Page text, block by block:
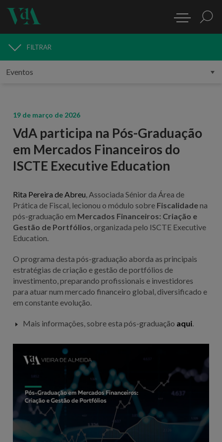
MEDIA
FILTRAR
19 de março de 2026
VdA participa na Pós-Graduação
em Mercados Financeiros do
ISCTE Executive Education
Rita Pereira de Abreu , Associada Sénior da Área de
Prática de Fiscal, lecionou o módulo sobre Fiscalidadena
pós-graduação em Mercados Financeiros: Criação e
Gestão de Portfólios , organizada pelo ISCTE Executive
Education.
O programa desta pós-graduação aborda as principais
estratégias de criação e gestão de portfólios de
investimento, preparando profissionais e investidores
para atuar num mercado financeiro global, diversificado e
em constante evolução.
Mais informações, sobre esta pós-graduação aqui.